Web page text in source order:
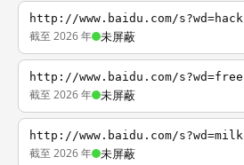
http://www.baidu.com/s?wd=hack
截至 2026 年 未屏蔽
http://www.baidu.com/s?wd=free
截至 2026 年 未屏蔽
http://www.baidu.com/s?wd=milk
截至 2026 年 未屏蔽